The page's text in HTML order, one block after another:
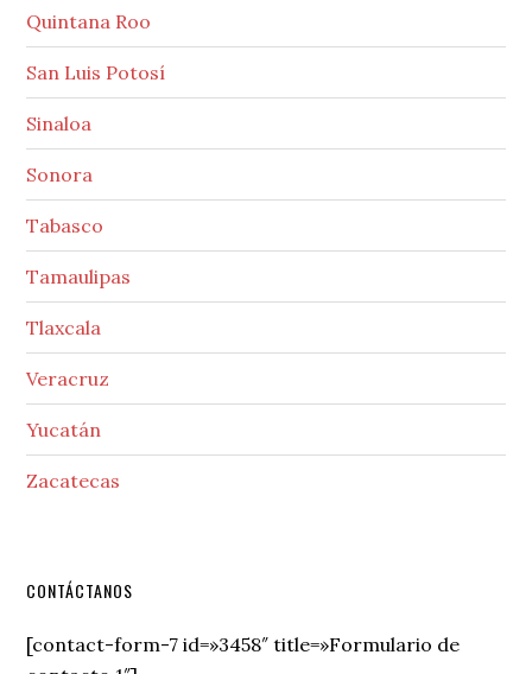
Quintana Roo
San Luis Potosí
Sinaloa
Sonora
Tabasco
Tamaulipas
Tlaxcala
Veracruz
Yucatán
Zacatecas
Secondary
Sidebar
CONTÁCTANOS
[contact-form-7 id=»3458″ title=»Formulario de